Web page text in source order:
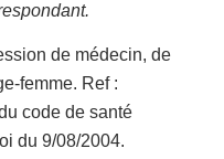
de médecin, de
femme. Ref :
code de santé
du 9/08/2004.